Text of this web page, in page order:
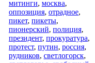
митинги, москва,
оппозиция, отрадное,
пикет, пикеты,
пионерский, полиция,
президент, прокуратура,
протест, путин, россия,
рудников, светлогорск,